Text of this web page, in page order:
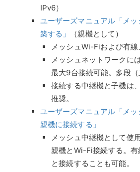
IPv6）
ユーザーズマニュアル「メ
築する」
（親機として）
メッシュWi-Fiおよび有
メッシュネットワークに
最大9台接続可能。多段（
接続する中継機と子機は
推奨。
ユーザーズマニュアル「メ
親機に接続する」
メッシュ中継機として使
親機とWi-Fi接続する。
と接続することも可能。